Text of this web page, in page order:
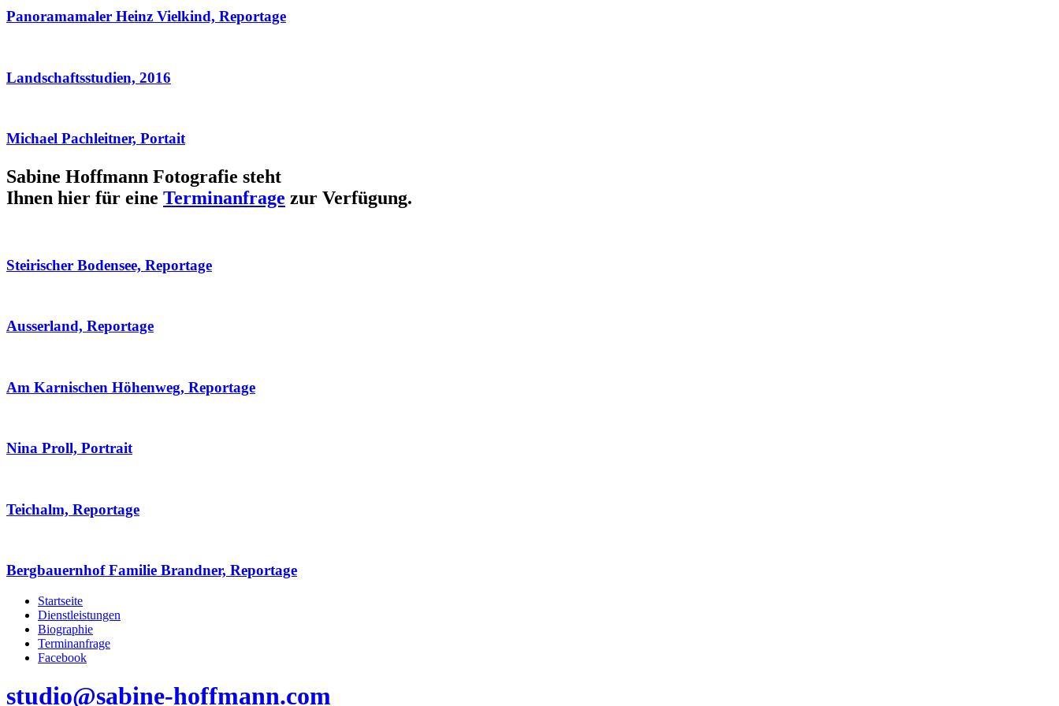
Panoramamaler Heinz Vielkind, Reportage
Landschaftsstudien, 2016
Michael Pachleitner, Portait
Sabine Hoffmann Fotografie steht
Ihnen hier für eine Terminanfrage zur Verfügung.
Steirischer Bodensee, Reportage
Ausserland, Reportage
Am Karnischen Höhenweg, Reportage
Nina Proll, Portrait
Teichalm, Reportage
Bergbauernhof Familie Brandner, Reportage
Startseite
Dienstleistungen
Biographie
Terminanfrage
Facebook
studio@sabine-hoffmann.com